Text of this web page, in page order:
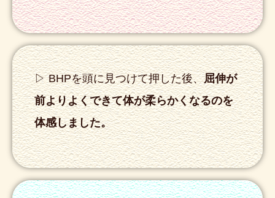
▷ BHPを頭に見つけて押した後、屈伸が
前よりよくできて体が柔らかくなるのを
体感しました。